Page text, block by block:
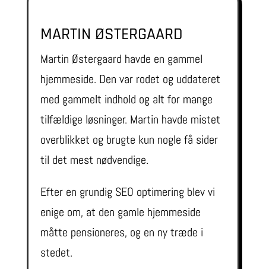
MARTIN ØSTERGAARD
Martin Østergaard havde en gammel
hjemmeside. Den var rodet og uddateret
med gammelt indhold og alt for mange
tilfældige løsninger. Martin havde mistet
overblikket og brugte kun nogle få sider
til det mest nødvendige.
Efter en grundig SEO optimering blev vi
enige om, at den gamle hjemmeside
måtte pensioneres, og en ny træde i
stedet.